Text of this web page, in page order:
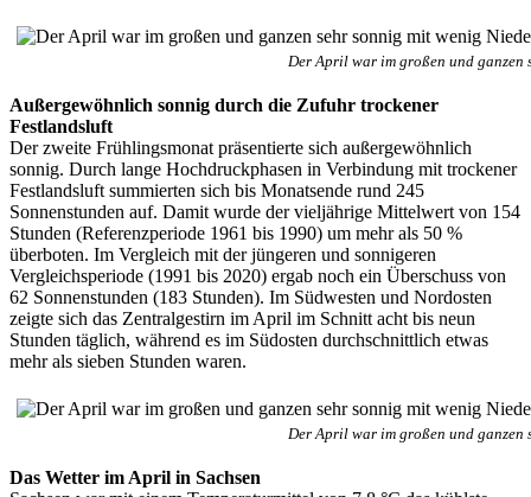
Der April war im großen und ganzen
Außergewöhnlich sonnig durch die Zufuhr trockener
Festlandsluft
Der zweite Frühlingsmonat präsentierte sich außergewöhnlich
sonnig. Durch lange Hochdruckphasen in Verbindung mit trockener
Festlandsluft summierten sich bis Monatsende rund 245
Sonnenstunden auf. Damit wurde der vieljährige Mittelwert von 154
Stunden (Referenzperiode 1961 bis 1990) um mehr als 50 %
überboten. Im Vergleich mit der jüngeren und sonnigeren
Vergleichsperiode (1991 bis 2020) ergab noch ein Überschuss von
62 Sonnenstunden (183 Stunden). Im Südwesten und Nordosten
zeigte sich das Zentralgestirn im April im Schnitt acht bis neun
Stunden täglich, während es im Südosten durchschnittlich etwas
mehr als sieben Stunden waren.
Der April war im großen und ganzen
Das Wetter im April in Sachsen